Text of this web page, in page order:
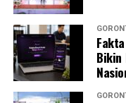
“Penyelamatan jiwa
hanya bergantung
Harus ada sistem
yang solid.
alur koordinasi
DPL KKN.